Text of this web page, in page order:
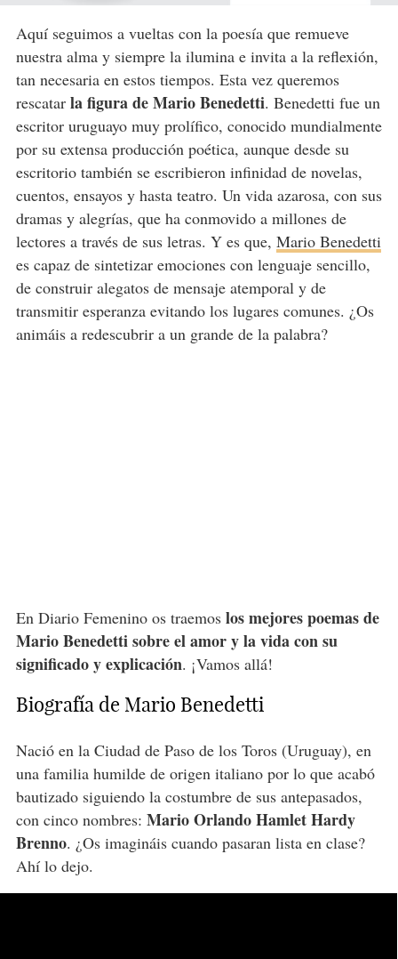
Aquí seguimos a vueltas con la poesía que remueve
nuestra alma y siempre la ilumina e invita a la reflexión,
tan necesaria en estos tiempos. Esta vez queremos
rescatar la figura de Mario Benedetti. Benedetti fue un
escritor uruguayo muy prolífico, conocido mundialmente
por su extensa producción poética, aunque desde su
escritorio también se escribieron infinidad de novelas,
cuentos, ensayos y hasta teatro. Un vida azarosa, con sus
dramas y alegrías, que ha conmovido a millones de
lectores a través de sus letras. Y es que, Mario Benedetti
es capaz de sintetizar emociones con lenguaje sencillo,
de construir alegatos de mensaje atemporal y de
transmitir esperanza evitando los lugares comunes. ¿Os
animáis a redescubrir a un grande de la palabra?
En Diario Femenino os traemos los mejores poemas de
Mario Benedetti sobre el amor y la vida con su
significado y explicación. ¡Vamos allá!
Biografía de Mario Benedetti
Nació en la Ciudad de Paso de los Toros (Uruguay), en
una familia humilde de origen italiano por lo que acabó
bautizado siguiendo la costumbre de sus antepasados,
con cinco nombres: Mario Orlando Hamlet Hardy
Brenno. ¿Os imagináis cuando pasaran lista en clase?
Ahí lo dejo.